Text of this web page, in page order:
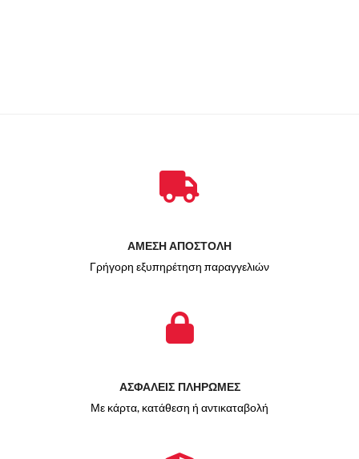
ΑΜΕΣΗ ΑΠΟΣΤΟΛΗ
Γρήγορη εξυπηρέτηση παραγγελιών
ΑΣΦΑΛΕΙΣ ΠΛΗΡΩΜΕΣ
Με κάρτα, κατάθεση ή αντικαταβολή